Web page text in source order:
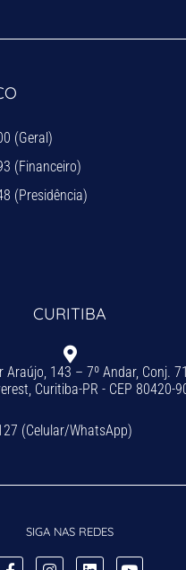
(Geral)
(Financeiro)
(Presidência)
CURITIBA
Araújo, 143 – 7º Andar, Conj.
Curitiba-PR - CEP 80420-
(Celular/WhatsApp)
SIGA NAS REDES